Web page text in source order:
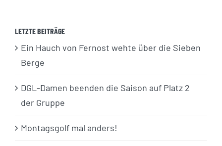
LETZTE BEITRÄGE
Ein Hauch von Fernost wehte über die Sieben
Berge
DGL-Damen beenden die Saison auf Platz 2
der Gruppe
Montagsgolf mal anders!